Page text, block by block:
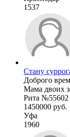
1537
Стану
Доброго
Мама двоих
Рита №55602
1450000 руб.
Уфа
1960